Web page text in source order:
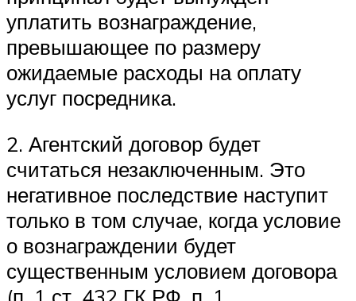
уплатить вознаграждение,
превышающее по размеру
ожидаемые расходы на оплату
услуг посредника.
2. Агентский договор будет
считаться незаключенным. Это
негативное последствие наступит
только в том случае, когда условие
о вознаграждении будет
существенным условием договора